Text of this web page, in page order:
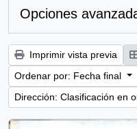
Opciones
Imprimir vista previa
Ordenar por: Fecha final
Dirección: Clasificación en